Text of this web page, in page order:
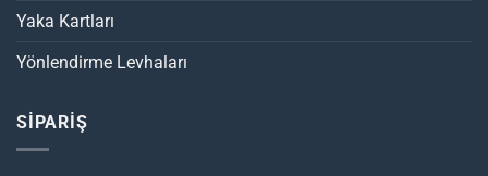
Yaka Kartları
Yönlendirme Levhaları
SİPARİŞ